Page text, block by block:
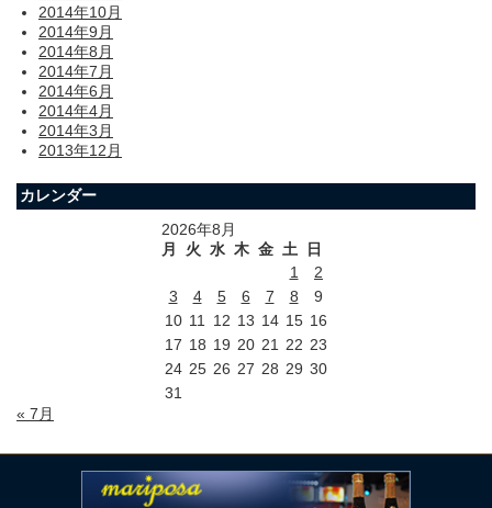
2014年10月
2014年9月
2014年8月
2014年7月
2014年6月
2014年4月
2014年3月
2013年12月
カレンダー
2026年8月
月
火 水 木 金 土
日
1
2
3
4 5 6 7 8
9
10 11 12 13 14 15 16
17 18 19 20 21 22 23
24 25 26 27 28 29 30
31
« 7月